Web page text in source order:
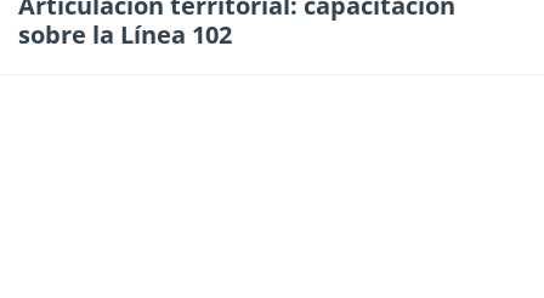
sobre la Línea 102